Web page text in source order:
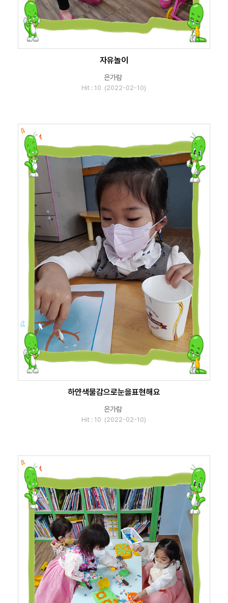
자유놀이
은가람
Hit : 10 (2022-02-10)
하얀색물감으로눈을표현해요
은가람
Hit : 10 (2022-02-10)